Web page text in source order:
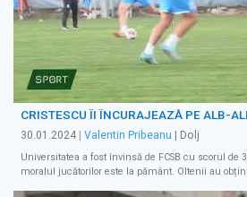
CRISTESCU ÎI ÎNCURAJEAZĂ PE ALB-
30.01.2024 Valentin Pribeanu | Dolj
Universitatea a fost învinsă de FCSB cu scorul de
moralul jucătorilor este la pământ. Oltenii au